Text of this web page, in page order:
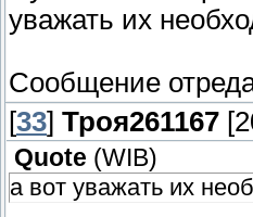
уважать их
Сообщение
[33] Троя261167
Quote (WIB)
а вот уважать их